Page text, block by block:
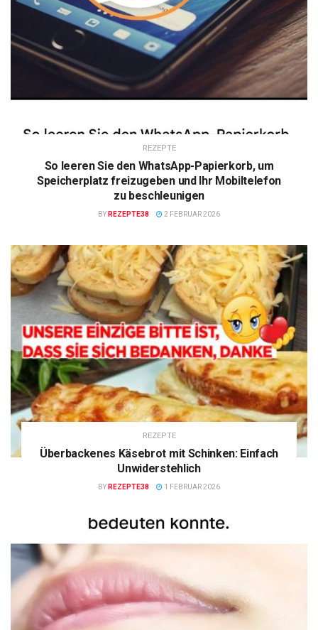
REZEPTE
So leeren Sie den WhatsApp-Papierkorb, um
Speicherplatz freizugeben und Ihr Mobiltelefon
zu beschleunigen
BY REZEPTE38 2 FEBRUAR 2026
REZEPTE
Überbackenes Käsebrot mit Schinken: Einfach
Unwiderstehlich
BY REZEPTE38 1 FEBRUAR 2026